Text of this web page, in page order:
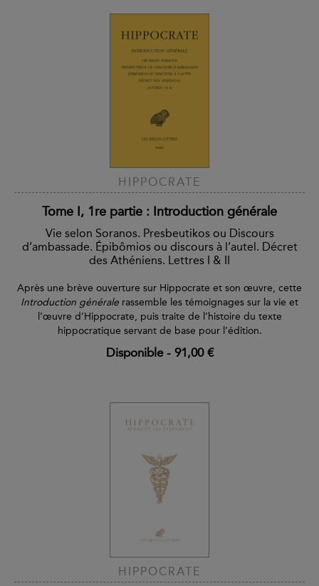
HIPPOCRATE
Tome I, 1re partie : Introduction générale
Vie selon Soranos. Presbeutikos ou Discours
d’ambassade. Épibômios ou discours à l’autel. Décret
des Athéniens. Lettres I & II
Après une brève ouverture sur Hippocrate et son œuvre, cette
Introduction générale rassemble les témoignages sur la vie et
l’œuvre d’Hippocrate, puis traite de l’histoire du texte
hippocratique servant de base pour l’édition.
Disponible- 91,00 €
HIPPOCRATE